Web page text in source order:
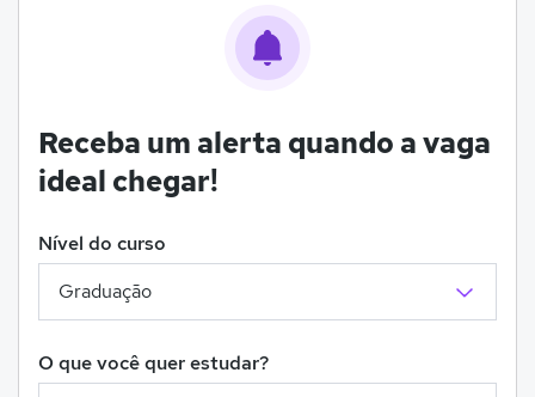
Receba um alerta quando a vaga
ideal chegar!
Nível do curso
O que você quer estudar?